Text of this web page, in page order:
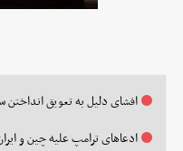
افشای دلیل به تعویق
ادعاهای ترامپ علیه چین و